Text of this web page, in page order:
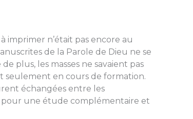
imprimer n’était pas encore au
de la Parole de Dieu ne se
plus, les masses ne savaient pas
seulement en cours de formation.
échangées entre les
pour une étude complémentaire et